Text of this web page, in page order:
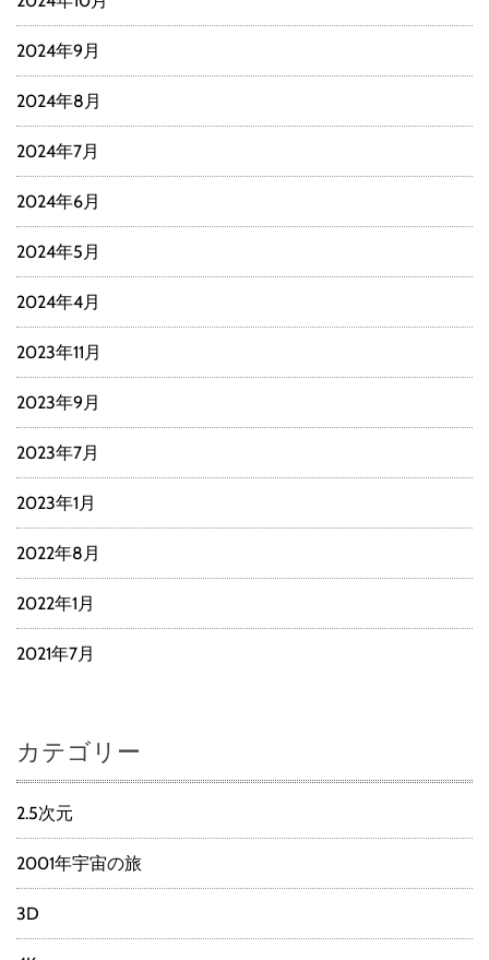
2024年9月
2024年8月
2024年7月
2024年6月
2024年5月
2024年4月
2023年11月
2023年9月
2023年7月
2023年1月
2022年8月
2022年1月
2021年7月
カテゴリー
2.5次元
2001年宇宙の旅
3D